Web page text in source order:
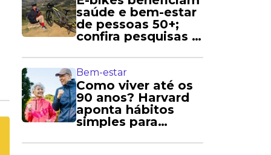
saúde e bem-estar
de pessoas 50+;
confira pesquisas e
Bem-estar
Como viver até os
90 anos? Harvard
aponta hábitos
simples para